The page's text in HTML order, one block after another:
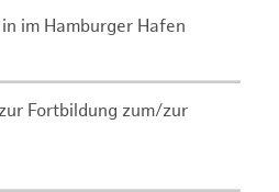
im Hamburger Hafen
Fortbildung zum/zur